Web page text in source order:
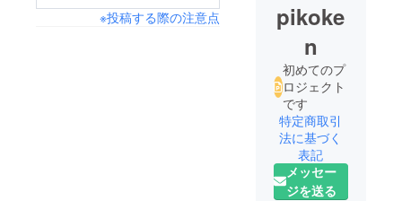
※投稿する際の注意点
pikoke
n
初めてのプ
ロジェクト
です
特定商取引
法に基づく
表記
メッセー
ジを送る